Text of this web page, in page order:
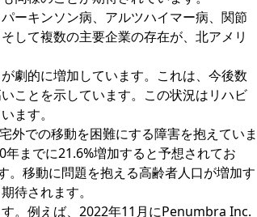
ーキンソン病、アルツハイマー病、関節
して複数の主要企業の存在が、北アメリ
劇的に増加しています。これは、今後数
ことを示しています。この状況はリハビ
ます。
外での移動を困難にする障害を抱えていま
までに21.6%増加すると予想されてお
。移動に問題を抱える高齢者人口が増加す
待されます。
。例えば、2022年11月にPenumbra Inc.